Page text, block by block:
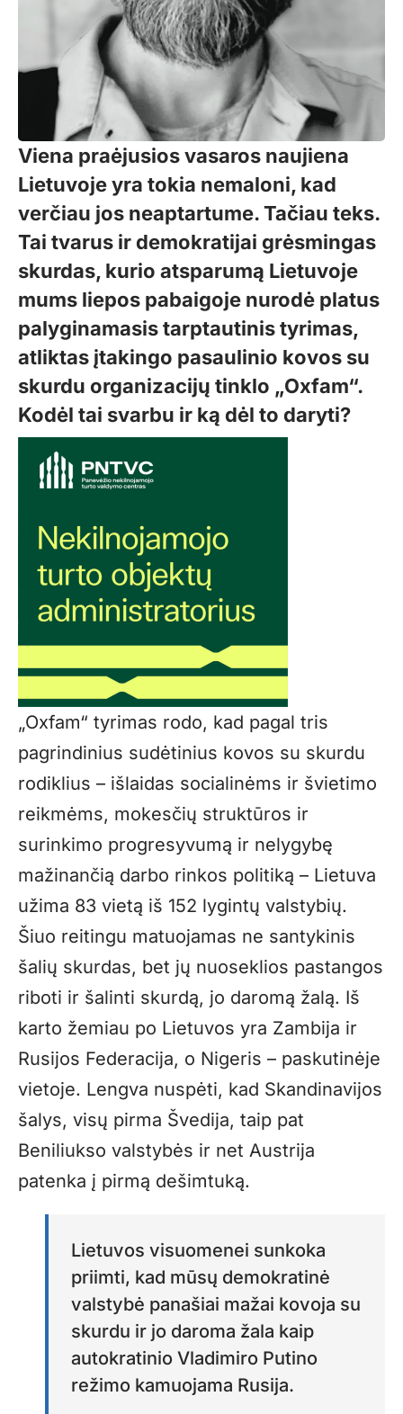
Viena praėjusios vasaros naujiena
Lietuvoje yra tokia nemaloni, kad
verčiau jos neaptartume. Tačiau teks.
Tai tvarus ir demokratijai grėsmingas
skurdas, kurio atsparumą Lietuvoje
mums liepos pabaigoje nurodė platus
palyginamasis tarptautinis tyrimas,
atliktas įtakingo pasaulinio kovos su
skurdu organizacijų tinklo „Oxfam“.
Kodėl tai svarbu ir ką dėl to daryti?
„Oxfam“ tyrimas rodo, kad pagal tris
pagrindinius sudėtinius kovos su skurdu
rodiklius – išlaidas socialinėms ir švietimo
reikmėms, mokesčių struktūros ir
surinkimo progresyvumą ir nelygybę
mažinančią darbo rinkos politiką – Lietuva
užima 83 vietą iš 152 lygintų valstybių.
Šiuo reitingu matuojamas ne santykinis
šalių skurdas, bet jų nuoseklios pastangos
riboti ir šalinti skurdą, jo daromą žalą. Iš
karto žemiau po Lietuvos yra Zambija ir
Rusijos Federacija, o Nigeris – paskutinėje
vietoje. Lengva nuspėti, kad Skandinavijos
šalys, visų pirma Švedija, taip pat
Beniliukso valstybės ir net Austrija
patenka į pirmą dešimtuką.
Lietuvos visuomenei sunkoka
priimti, kad mūsų demokratinė
valstybė panašiai mažai kovoja su
skurdu ir jo daroma žala kaip
autokratinio Vladimiro Putino
režimo kamuojama Rusija.